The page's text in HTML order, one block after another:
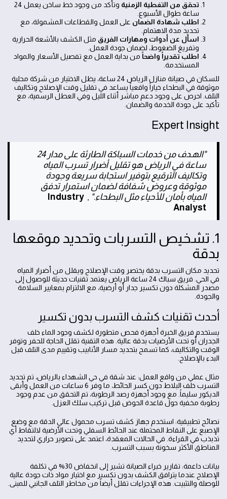
تحقق من التغطية الزمنية
وتأكد من وجود خط ساخن يعمل 24
ساعة طوال الأسبوع.
اطلب شهادة الضمان على العمل والقطاعات المشمولة، مع
تحديد مدة الاهتمام.
اسأل عن أدوات ومهارات الفريق مثل الكشف بالأشعة الحرارية
وتفريغ الضغوط، لضمان جودة العمل.
اطلب تقديراً واضحاً من بداية العمل مع تفصيل الأسعار والمواد
المستخدمة.
للسكان في صيانة منازل الرياض 24 ساعة، يظل الاختيار من شركة محلية
موثوقة في البطحاء خياراً واقعياً يساعد في تقليل وقت الإصلاح وتكاليف
التلف. احرص على وجود دعم مباشر أثناء الليل وفي العطل الرسمية، مع
تأكيد على جودة الخدمة والضمان.
Expert Insight
"الهـدف من خدمات السباكة الطارئة على مدار 24
ساعة في الرياض هو تقليل أضرار تسرب المياه
وتكاليف الترقيع بتوفير استجابة سريعة وجودة
موثوقة وعروض شفافة لضمان استمرار تدفق
المياه بأمان للأحياء مثل البطحاء." ,
Industry
Analyst
1. تشخيص التسربات وتحديد موقعها
بدقة
تحديد مكان التسرب بدقة يختصر وقت الإصلاح ويقلل من أضرار المياه
في الحي. فريق سباك 24 ساعة الرياض يعتمد تقنيات حديثة للوصول إلى
مصدر المشكلة دون تكسير جدار أو أرضية، مع الالتزام بمعايير السلامة
والجودة.
أحدث تقنيات كشف التسرب بدون تكسير
يستخدم فريق الخبرة أجهزة فحص متطورة لكشف وجود الماء خلف
الجدران أو تحت الأرضيات بدقة عالية. هذه التقنية تقلل الحاجة للحفر وتوفر
الوقت والتكاليف، كما تسمح بتحديد مسار الأنابيب وتقييم مدى التلف قبل
البدء بالإصلاح.
مثال عملي من واقع العمل: عند شقة في حي الشهداء بالرياض، تم تحديد
التسرب خلف البلاط دون كسر الحائط، ما وفر 6 ساعات من العمل وأبقى
الديكور سليماً. مع وجود أجهزة رصد الرطوبة، تم التحقق من عدم وجود
رطوبة مخفية حول قاعدة الحوض قبل تركيب سلك العزل.
نصائح تطبيقية: استخدم جهاز كشف تسرب محمول عالي الدقة مع وضع
الإصبع على النقاط المحتملة عند الحائط السفلي وتحت الأرضية لالتقاط أي
تذبذب في القراءة. في الحالات المعقدة، اعتمد على تصوير حراري لتحديد
المناطق الأكثر سخونة بسبب التسرب.
بيانات داعمة: تقارير خبراء الصيانة تشير إلى انخفاض 30% في تكلفة
الإصلاح عندما يترافق الكشف بدون تكسير مع اختيار مواد ذات جودة عالية
للوصلة والتثبيت. هذه الإجراءات تقلل أيضاً من مخاطر التلف الجانبي للمبنى.